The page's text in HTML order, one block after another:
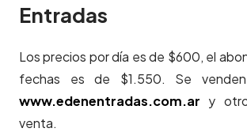
Entradas
Los precios por día es de $600, el
fechas es de $1.550. Se
www.edenentradas.com.ar y
venta.